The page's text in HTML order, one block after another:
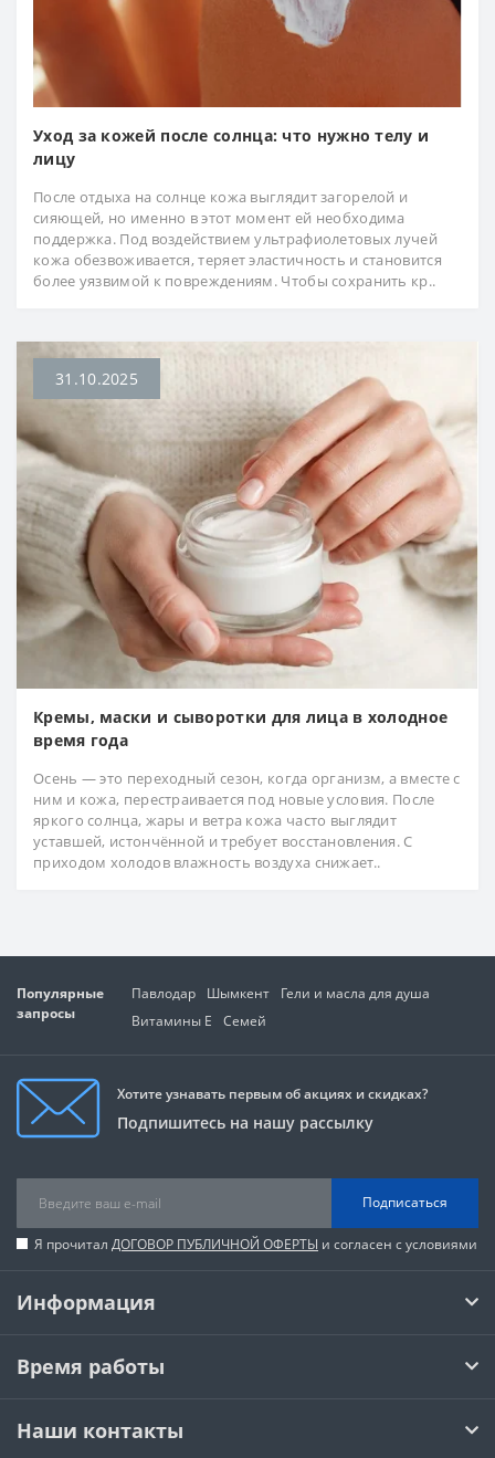
Уход за кожей после солнца: что нужно телу и
лицу
После отдыха на солнце кожа выглядит загорелой и
сияющей, но именно в этот момент ей необходима
поддержка. Под воздействием ультрафиолетовых лучей
кожа обезвоживается, теряет эластичность и становится
более уязвимой к повреждениям. Чтобы сохранить кр..
31.10.2025
Кремы, маски и сыворотки для лица в холодное
время года
Осень — это переходный сезон, когда организм, а вместе с
ним и кожа, перестраивается под новые условия. После
яркого солнца, жары и ветра кожа часто выглядит
уставшей, истончённой и требует восстановления. С
приходом холодов влажность воздуха снижает..
Популярные
запросы
Павлодар Шымкент
Гели и масла для душа
Витамины Е
Семей
Хотите узнавать первым об акциях и скидках?
Подпишитесь на нашу рассылку
Подписаться
Я прочитал ДОГОВОР ПУБЛИЧНОЙ ОФЕРТЫ и согласен с условиями
Информация
Время работы
Наши контакты